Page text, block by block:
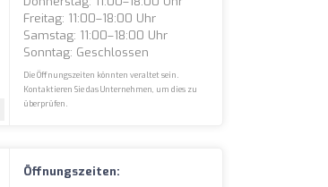
Freitag: 11:00–18:00 Uhr
Samstag: 11:00–18:00 Uhr
Sonntag: Geschlossen
Die Öffnungszeiten könnten veraltet sein.
Kontaktieren Sie das Unternehmen, um dies zu
überprüfen.
Öffnungszeiten: